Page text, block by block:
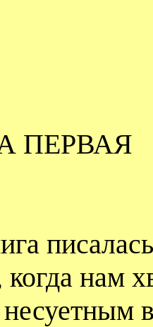
ПЕРВАЯ
нам